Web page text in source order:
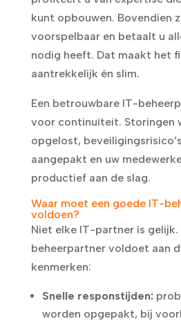
kunt opbouwen. Bovendien
voorspelbaar en betaalt u
nodig heeft. Dat maakt het
aantrekkelijk én slim.
Een betrouwbare IT-
voor continuïteit. Storingen
opgelost,
aangepakt en uw
productief aan de slag.
Waar moet een goede IT-
voldoen?
Niet elke IT-partner is gelijk.
beheerpartner voldoet aan
kenmerken:
Snelle responstijden:
worden opgepakt, bij